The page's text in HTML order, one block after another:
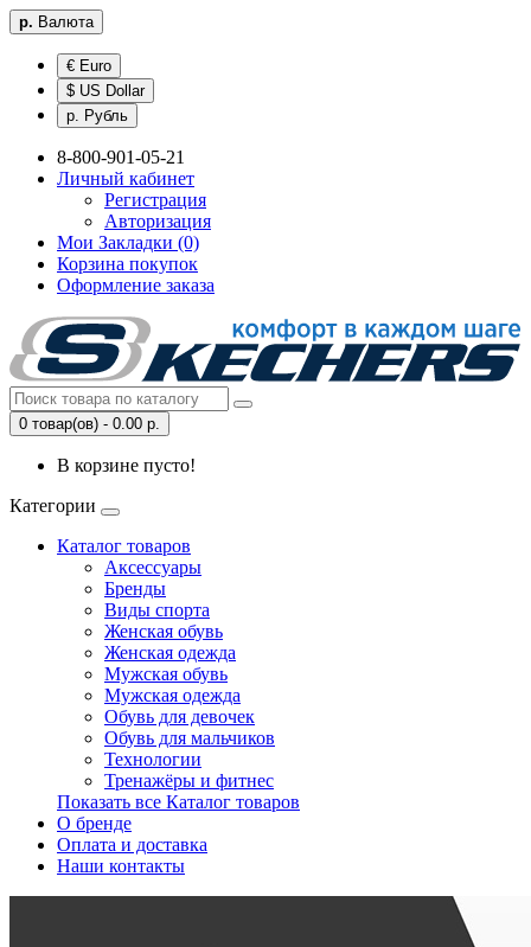
р. Валюта
€ Euro
$ US Dollar
р. Рубль
8-800-901-05-21
Личный кабинет
Регистрация
Авторизация
Мои Закладки (0)
Корзина покупок
Оформление заказа
0 товар(ов) - 0.00 р.
В корзине пусто!
Категории
Каталог товаров
Аксессуары
Бренды
Виды спорта
Женская обувь
Женская одежда
Мужская обувь
Мужская одежда
Обувь для девочек
Обувь для мальчиков
Технологии
Тренажёры и фитнес
Показать все Каталог товаров
О бренде
Оплата и доставка
Наши контакты